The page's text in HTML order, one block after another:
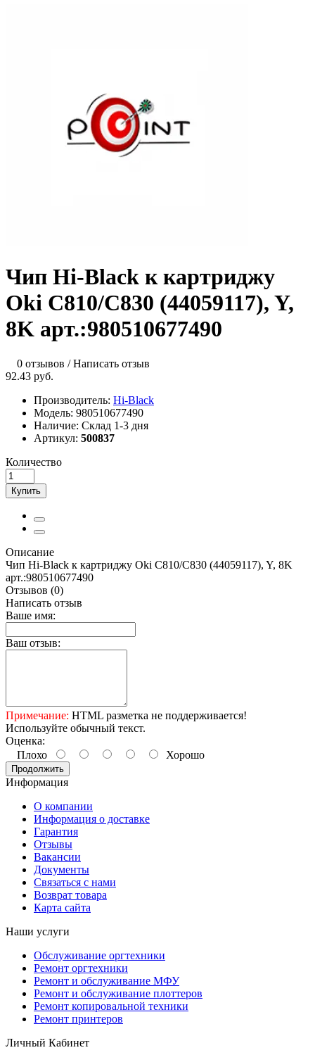
Чип Hi-Black к картриджу
Oki C810/C830 (44059117), Y,
8K арт.:980510677490
0 отзывов /Написать отзыв
92.43 руб.
Производитель: Hi-Black
Модель: 980510677490
Наличие: Склад 1-3 дня
Артикул: 500837
Количество
Купить
Описание
Чип Hi-Black к картриджу Oki C810/C830 (44059117), Y, 8K
арт.:980510677490
Отзывов (0)
Написать отзыв
Ваше имя:
Ваш отзыв:
Примечание: HTML разметка не поддерживается!
Используйте обычный текст.
Оценка:
Плохо
Хорошо
Продолжить
Информация
О компании
Информация о доставке
Гарантия
Отзывы
Вакансии
Документы
Связаться с нами
Возврат товара
Карта сайта
Наши услуги
Обслуживание оргтехники
Ремонт оргтехники
Ремонт и обслуживание МФУ
Ремонт и обслуживание плоттеров
Ремонт копировальной техники
Ремонт принтеров
Личный Кабинет